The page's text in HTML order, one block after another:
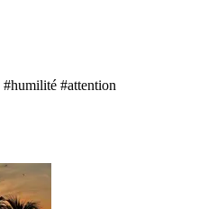
#humilité #attention